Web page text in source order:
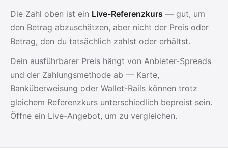
Die Zahl oben ist ein Live-Referenzkurs — gut, um
den Betrag abzuschätzen, aber nicht der Preis oder
Betrag, den du tatsächlich zahlst oder erhältst.
Dein ausführbarer Preis hängt von Anbieter-Spreads
und der Zahlungsmethode ab — Karte,
Banküberweisung oder Wallet-Rails können trotz
gleichem Referenzkurs unterschiedlich bepreist sein.
Öffne ein Live-Angebot, um zu vergleichen.